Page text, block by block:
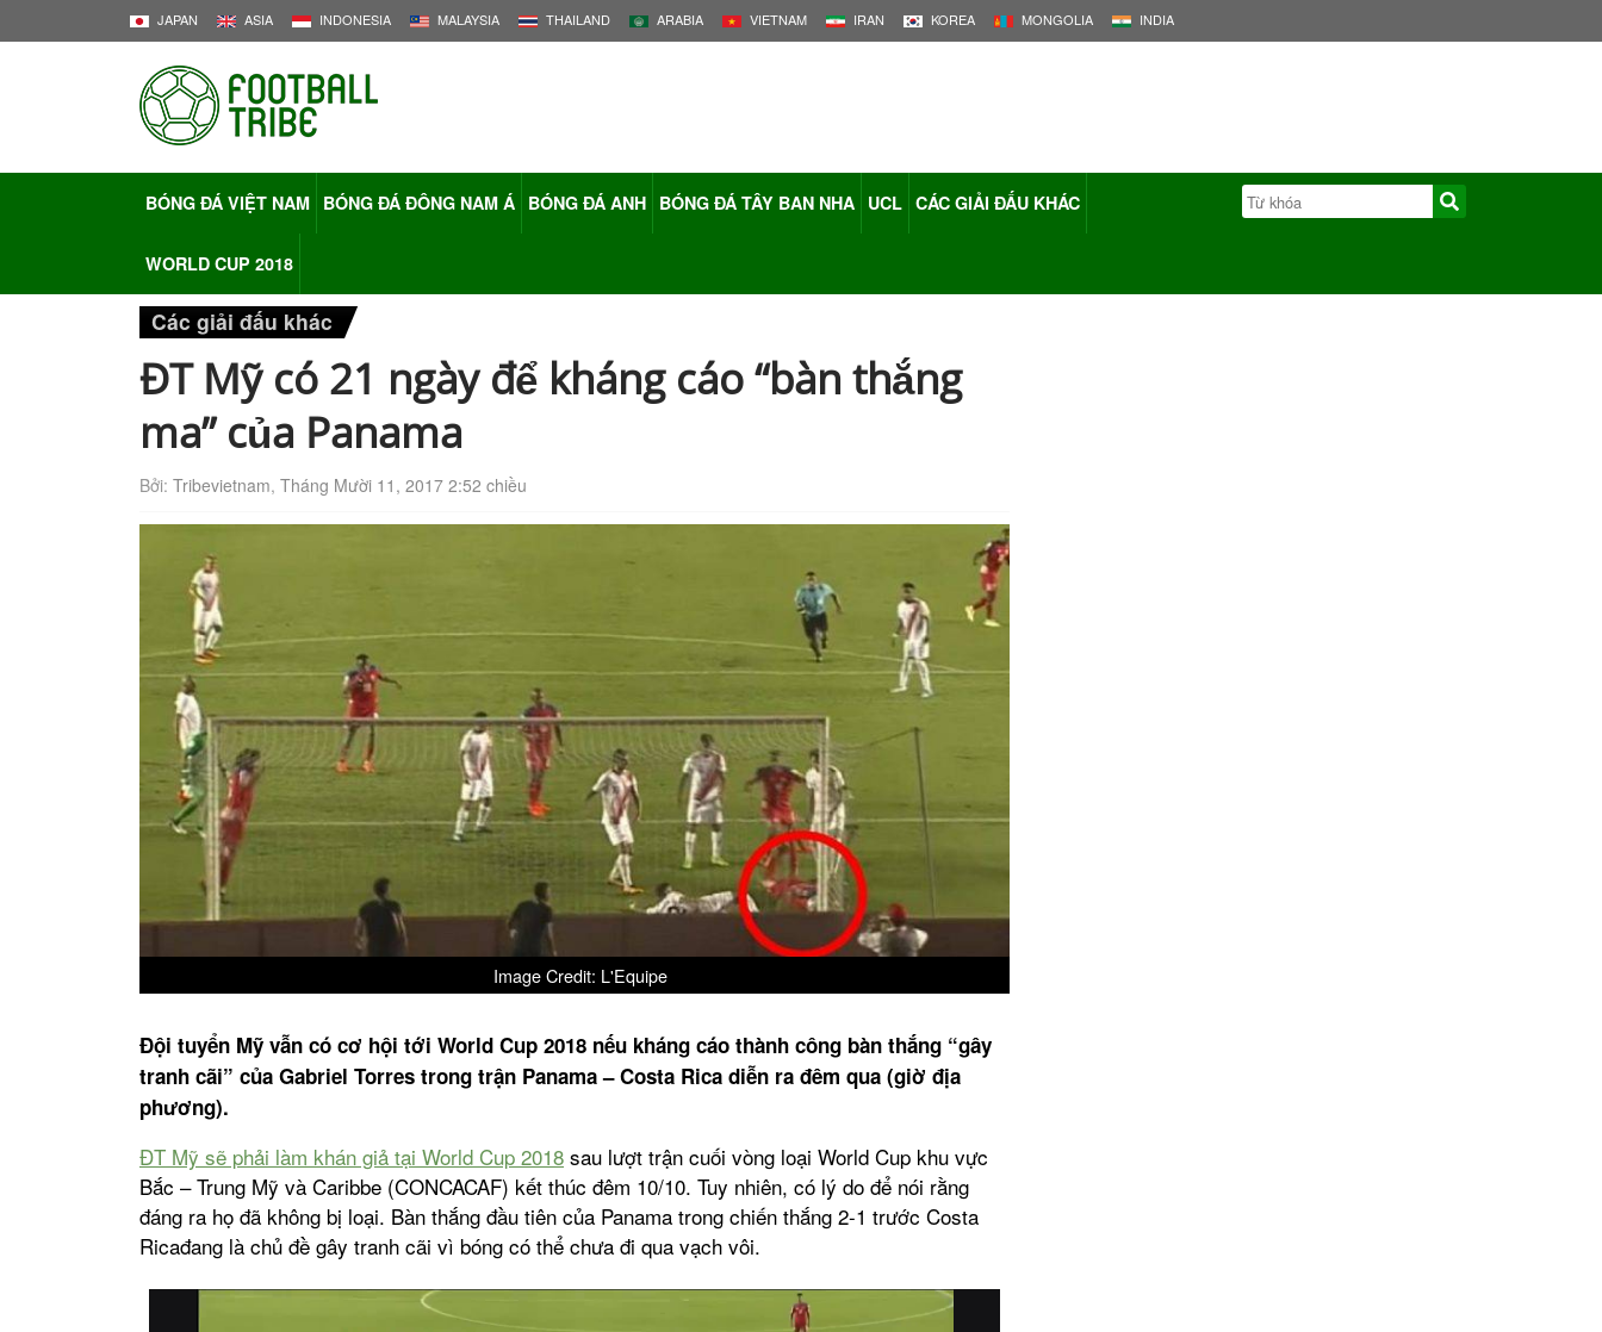
JAPAN ASIA INDONESIA MALAYSIA THAILAND ARABIA VIETNAM IRAN KOREA MONGOLIA INDIA
BÓNG ĐÁ VIỆT NAM BÓNG ĐÁ ĐÔNG NAM Á BÓNG ĐÁ ANH BÓNG ĐÁ TÂY BAN NHA UCL CÁC GIẢI ĐẤU KHÁC
WORLD CUP 2018
Các giải đấu khác
ĐT Mỹ có 21 ngày để kháng cáo “bàn thắng
ma” của Panama
Bởi: Tribevietnam, Tháng Mười 11, 2017 2:52 chiều
Image Credit: L'Equipe
Đội tuyển Mỹ vẫn có cơ hội tới World Cup 2018 nếu kháng cáo thành công bàn thắng “gây
tranh cãi” của Gabriel Torres trong trận Panama – Costa Rica diễn ra đêm qua (giờ địa
phương).
ĐT Mỹ sẽ phải làm khán giả tại World Cup 2018 sau lượt trận cuối vòng loại World Cup khu vực
Bắc – Trung Mỹ và Caribbe (CONCACAF) kết thúc đêm 10/10. Tuy nhiên, có lý do để nói rằng
đáng ra họ đã không bị loại. Bàn thắng đầu tiên của Panama trong chiến thắng 2-1 trước Costa
Ricađang là chủ đề gây tranh cãi vì bóng có thể chưa đi qua vạch vôi.